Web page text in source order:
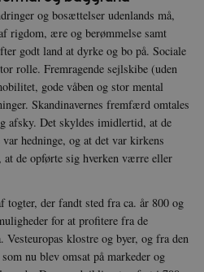
og bosættelser udenlands må,
rigdom, ære og berømmelse samt
godt land at dyrke og bo på. Sociale
rolle. Fremragende sejlskibe (uden
gode våben og stor mental
Skandinavernes fremfærd omtales
Det skyldes imidlertid, at de
hedninge, og at det var kirkens
de opførte sig hverken værre eller
togter, der fandt sted fra ca. år 800 og
for at profitere fra de
klostre og byer, og fra den
nu blev omsat på markeder og